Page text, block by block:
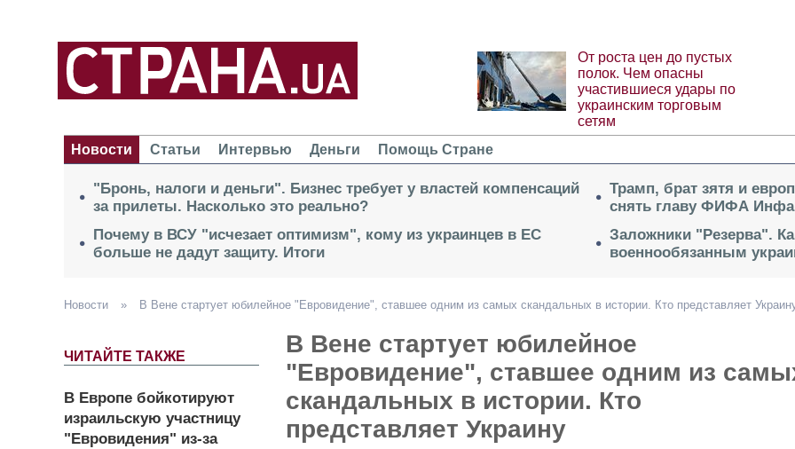
От роста цен до пустых
полок. Чем опасны
участившиеся удары по
украинским торговым
сетям
Новости
Статьи Интервью Деньги Помощь Стране
"Бронь, налоги и деньги". Бизнес требует у властей компенсаций
за прилеты. Насколько это реально?
Почему в ВСУ "исчезает оптимизм", кому из украинцев в ЕС
больше не дадут защиту. Итоги
Трамп, брат зятя и
снять главу ФИФА
Заложники "Резерва".
военнообязанным
Новости » В Вене стартует юбилейное "Евровидение", ставшее одним из самых скандальных в истории. Кто представляет
ЧИТАЙТЕ ТАКЖЕ
В Европе бойкотируют
израильскую участницу
"Евровидения" из-за
В Вене стартует юбилейное
"Евровидение", ставшее одним из
скандальных в истории. Кто
представляет Украину